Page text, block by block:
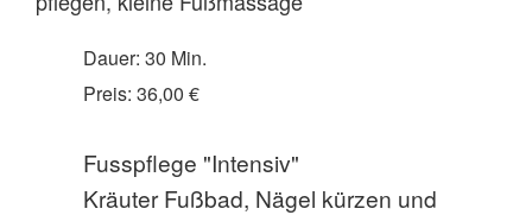
Dauer: 30 Min.
Preis: 36,00 €
Fusspflege "Intensiv"
Kräuter Fußbad, Nägel kürzen und